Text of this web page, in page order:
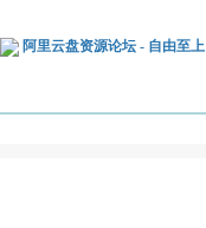
阿里云盘资源论坛 - 自由至上